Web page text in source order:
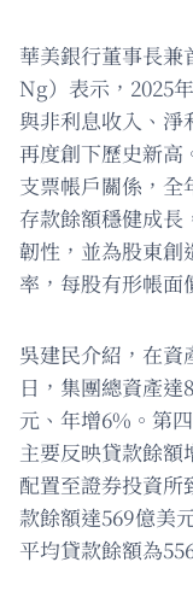
華美銀行董事長
Ng）表示，2025
與非利息收入、淨
再度創下歷史新高
支票帳戶關係，全
存款餘額穩健成
韌性，並為股東創
率，每股有形帳面
吳建民介紹，在資
日，集團總資產
元、年增6%。第
主要反映貸款餘
配置至證券投資所
款餘額達569億美
平均貸款餘額為